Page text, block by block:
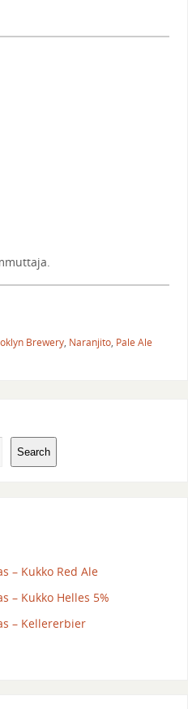
Brewery, Naranjito, Pale Ale
Search
– Kukko Red Ale
– Kukko Helles 5%
– Kellererbier